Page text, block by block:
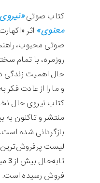
کتاب صوتی
معنوی» اثر
صوتی محبوب،
روزمره، با تمام
حال اهمیت زندگی
و ما را از عادت فکر
بازگردانی شده
لیست پرفروش‏‌ترین
فروش رسیده است.